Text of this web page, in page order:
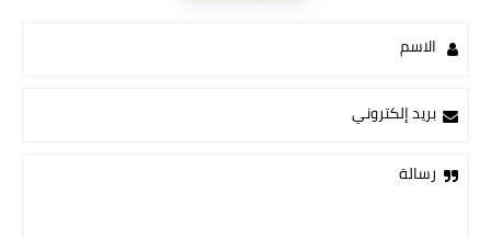
الاسم
بريد إلكتروني
رسالة